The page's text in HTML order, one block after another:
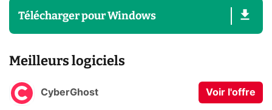
TéléchargerpourWindows
Meilleurs logiciels
CyberGhost Voir l'offre